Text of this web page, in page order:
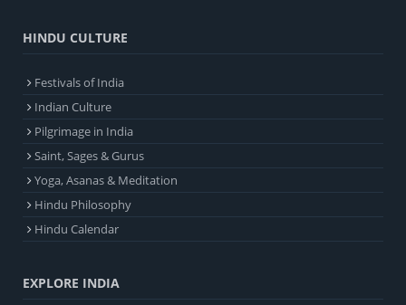
HINDU CULTURE
Festivals of India
Indian Culture
Pilgrimage in India
Saint, Sages & Gurus
Yoga, Asanas & Meditation
Hindu Philosophy
Hindu Calendar
EXPLORE INDIA